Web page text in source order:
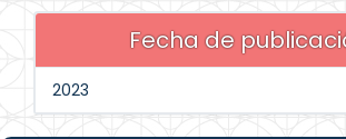
Fecha de
2023